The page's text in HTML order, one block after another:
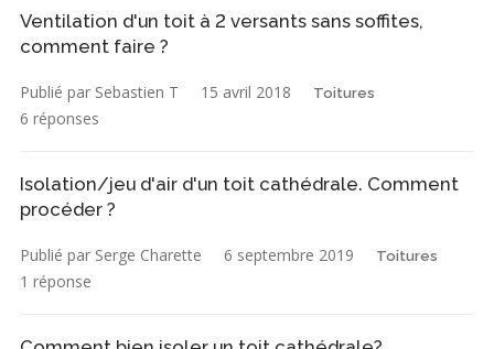
Ventilation d'un toit à 2 versants sans soffites,
comment faire ?
Publié par Sebastien T 15 avril 2018 Toitures
6 réponses
Isolation/jeu d'air d'un toit cathédrale. Comment
procéder ?
Publié par Serge Charette 6 septembre 2019 Toitures
1 réponse